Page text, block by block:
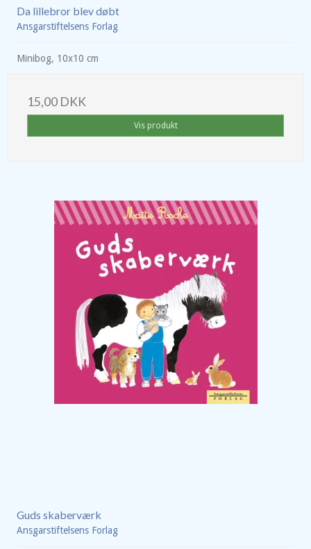
Da lillebror blev døbt
Ansgarstiftelsens Forlag
Minibog, 10x10 cm
15,00 DKK
Vis produkt
Guds skaberværk
Ansgarstiftelsens Forlag